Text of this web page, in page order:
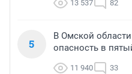
13 537 82
5
В Омской
опасность в
11 940 33